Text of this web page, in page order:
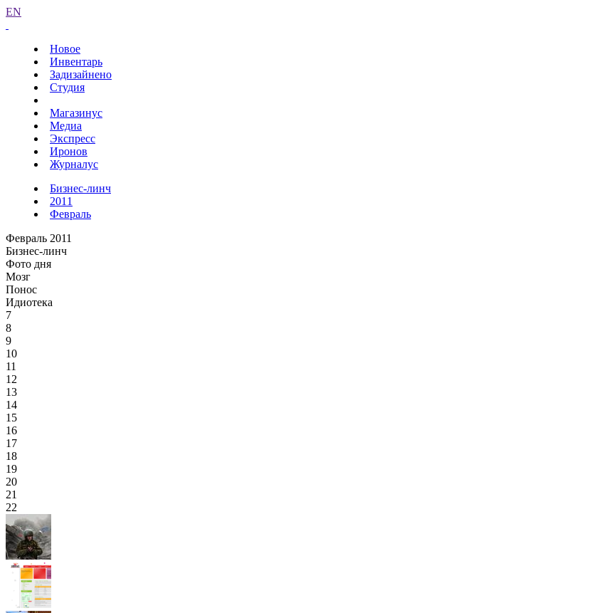
EN
Новое
Инвентарь
Задизайнено
Студия
Магазинус
Медиа
Экспресс
Иронов
Журналус
Бизнес-линч
2011
Февраль
Февраль 2011
Бизнес-линч
Фото дня
Мозг
Понос
Идиотека
7
8
9
10
11
12
13
14
15
16
17
18
19
20
21
22